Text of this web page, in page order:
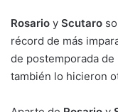
Rosario y Scutaro
récord de más
de postemporada
también lo hicieron